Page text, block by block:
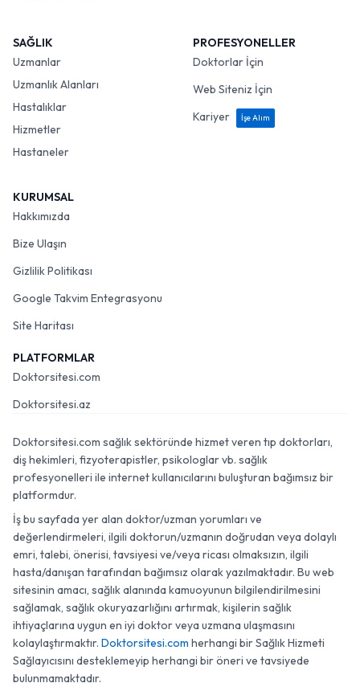
SAĞLIK
Uzmanlar
Uzmanlık Alanları
Hastalıklar
Hizmetler
Hastaneler
PROFESYONELLER
Doktorlar İçin
Web Siteniz İçin
Kariyer
İşe Alım
KURUMSAL
Hakkımızda
Bize Ulaşın
Gizlilik Politikası
Google Takvim Entegrasyonu
Site Haritası
PLATFORMLAR
Doktorsitesi.com
Doktorsitesi.az
Doktorsitesi.com sağlık sektöründe hizmet veren tıp doktorları,
diş hekimleri, fizyoterapistler, psikologlar vb. sağlık
profesyonelleri ile internet kullanıcılarını buluşturan bağımsız bir
platformdur.
İş bu sayfada yer alan doktor/uzman yorumları ve
değerlendirmeleri, ilgili doktorun/uzmanın doğrudan veya dolaylı
emri, talebi, önerisi, tavsiyesi ve/veya ricası olmaksızın, ilgili
hasta/danışan tarafından bağımsız olarak yazılmaktadır. Bu web
sitesinin amacı, sağlık alanında kamuoyunun bilgilendirilmesini
sağlamak, sağlık okuryazarlığını artırmak, kişilerin sağlık
ihtiyaçlarına uygun en iyi doktor veya uzmana ulaşmasını
kolaylaştırmaktır. Doktorsitesi.com herhangi bir Sağlık Hizmeti
Sağlayıcısını desteklemeyip herhangi bir öneri ve tavsiyede
bulunmamaktadır.